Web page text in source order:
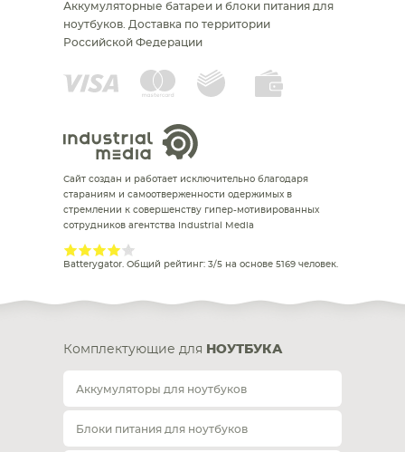
Аккумуляторные батареи и блоки питания для
ноутбуков. Доставка по территории
Российской Федерации
Сайт создан и работает исключительно благодаря
стараниям и самоотверженности одержимых в
стремлении к совершенству гипер-мотивированных
сотрудников агентства Industrial Media
Batterygator. Общий рейтинг: 3/5 на основе 5169 человек.
Комплектующие для НОУТБУКА
Аккумуляторы для ноутбуков
Блоки питания для ноутбуков